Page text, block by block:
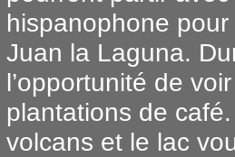
hispanophone
Juan la Laguna.
l’opportunité de
plantations de
volcans et le lac